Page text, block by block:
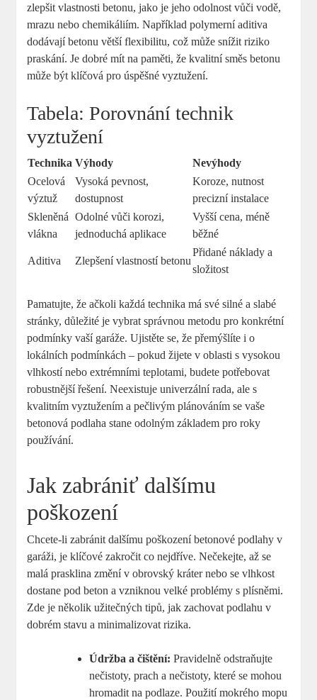
zlepšit vlastnosti betonu, jako je jeho odolnost vůči vodě,
mrazu nebo chemikáliím. Například polymerní aditiva
dodávají betonu větší flexibilitu, což může snížit riziko
praskání. Je dobré mít na paměti, že kvalitní směs betonu
může být klíčová pro úspěšné vyztužení.
Tabela: Porovnání technik
vyztužení
Technika Výhody
Nevýhody
Ocelová
výztuž
Vysoká pevnost,
dostupnost
Koroze, nutnost
precizní instalace
Skleněná
vlákna
Odolné vůči korozi,
jednoduchá aplikace
Vyšší cena, méně
běžné
Aditiva Zlepšení vlastností betonu
Přidané náklady a
složitost
Pamatujte, že ačkoli každá technika má své silné a slabé
stránky, důležité je vybrat správnou metodu pro konkrétní
podmínky vaší garáže. Ujistěte se, že přemýšlíte i o
lokálních podmínkách – pokud žijete v oblasti s vysokou
vlhkostí nebo extrémními teplotami, budete potřebovat
robustnější řešení. Neexistuje univerzální rada, ale s
kvalitním vyztužením a pečlivým plánováním se vaše
betonová podlaha stane odolným základem pro roky
používání.
Jak zabrániť dalšímu
poškození
Chcete-li zabránit dalšímu poškození betonové podlahy v
garáži, je klíčové zakročit co nejdříve. Nečekejte, až se
malá prasklina změní v obrovský kráter nebo se vlhkost
dostane pod beton a vzniknou velké problémy s plísněmi.
Zde je několik užitečných tipů, jak zachovat podlahu v
dobrém stavu a minimalizovat rizika.
Údržba a čištění: Pravidelně odstraňujte
nečistoty, prach a nečistoty, které se mohou
hromadit na podlaze. Použití mokrého mopu